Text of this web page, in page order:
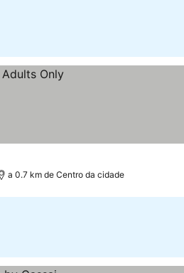
a 0.7 km de Centro da cidade